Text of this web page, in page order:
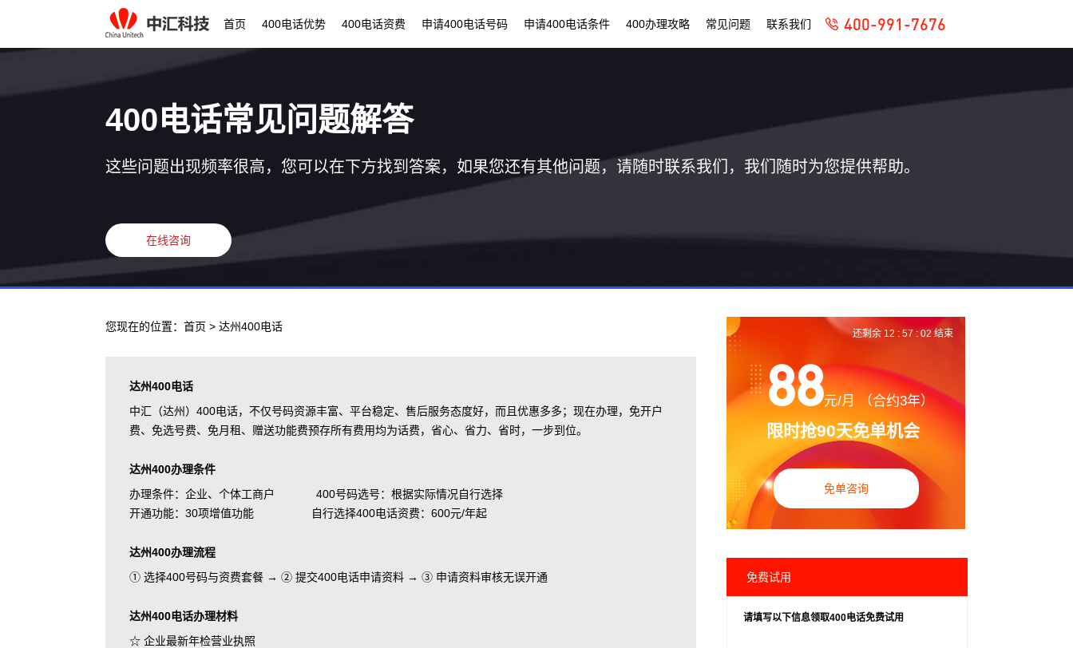
首页 400电话优势 400电话资费 申请400电话号码 申请400电话条件 400办理攻略 常见问题 联系我们 400-991-7676
400电话常见问题解答
这些问题出现频率很高，您可以在下方找到答案，如果您还有其他问题，请随时联系我们，我们随时为您提供帮助。
在线咨询
您现在的位置： 首页 > 达州400电话
达州400电话
中汇（达州）400电话，不仅号码资源丰富、平台稳定、售后服务态度好，而且优惠多多；现在办理，免开户
费、免选号费、免月租、赠送功能费预存所有费用均为话费，省心、省力、省时，一步到位。
达州400办理条件
办理条件：企业、个体工商户 400号码选号：根据实际情况自行选择
开通功能：30项增值功能 自行选择400电话资费：600元/年起
达州400办理流程
① 选择400号码与资费套餐 → ② 提交400电话申请资料 → ③ 申请资料审核无误开通
达州400电话办理材料
☆ 企业最新年检营业执照
88元/月 （合约3年）
限时抢90天免单机会
免单咨询
还剩余 12 : 57 :01 结束
免费试用
请填写以下信息领取400电话免费试用